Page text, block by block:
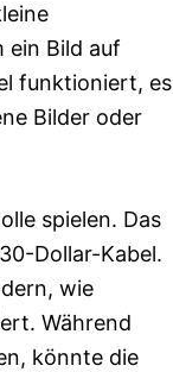
ein Bild auf
funktioniert, es
Bilder oder
spielen. Das
Dollar-Kabel.
wie
Während
könnte die